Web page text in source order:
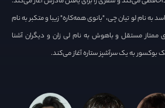
به نام لو تیان چی، "بانوی همه‌کاره" زیبا و متکبر به نام
مستقل و باهوش به نام لی زان و دیگران آشنا
به یک سرآشپز ستاره آغاز می‌کند.